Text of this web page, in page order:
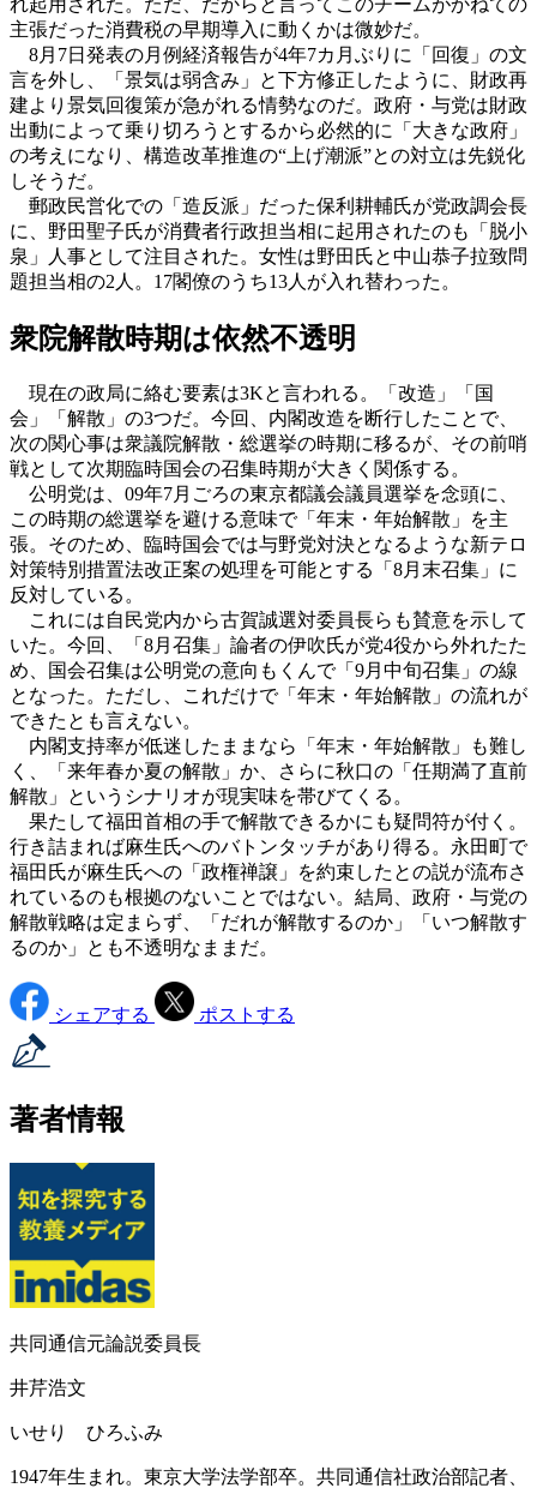
主張だった消費税の早期導入に動くかは微妙だ。
8月7日発表の月例経済報告が4年7カ月ぶりに「回復」の文
言を外し、「景気は弱含み」と下方修正したように、財政再
建より景気回復策が急がれる情勢なのだ。政府・与党は財政
出動によって乗り切ろうとするから必然的に「大きな政府」
の考えになり、構造改革推進の“上げ潮派”との対立は先鋭化
しそうだ。
郵政民営化での「造反派」だった保利耕輔氏が党政調会長
に、野田聖子氏が消費者行政担当相に起用されたのも「脱小
泉」人事として注目された。女性は野田氏と中山恭子拉致問
題担当相の2人。17閣僚のうち13人が入れ替わった。
衆院解散時期は依然不透明
現在の政局に絡む要素は3Kと言われる。「改造」「国
会」「解散」の3つだ。今回、内閣改造を断行したことで、
次の関心事は衆議院解散・総選挙の時期に移るが、その前哨
戦として次期臨時国会の召集時期が大きく関係する。
公明党は、09年7月ごろの東京都議会議員選挙を念頭に、
この時期の総選挙を避ける意味で「年末・年始解散」を主
張。そのため、臨時国会では与野党対決となるような新テロ
対策特別措置法改正案の処理を可能とする「8月末召集」に
反対している。
これには自民党内から古賀誠選対委員長らも賛意を示して
いた。今回、「8月召集」論者の伊吹氏が党4役から外れたた
め、国会召集は公明党の意向もくんで「9月中旬召集」の線
となった。ただし、これだけで「年末・年始解散」の流れが
できたとも言えない。
内閣支持率が低迷したままなら「年末・年始解散」も難し
く、「来年春か夏の解散」か、さらに秋口の「任期満了直前
解散」というシナリオが現実味を帯びてくる。
果たして福田首相の手で解散できるかにも疑問符が付く。
行き詰まれば麻生氏へのバトンタッチがあり得る。永田町で
福田氏が麻生氏への「政権禅譲」を約束したとの説が流布さ
れているのも根拠のないことではない。結局、政府・与党の
解散戦略は定まらず、「だれが解散するのか」「いつ解散す
るのか」とも不透明なままだ。
シェアする ポストする
著者情報
共同通信元論説委員長
井芹浩文
いせり ひろふみ
1947年生まれ。東京大学法学部卒。共同通信社政治部記者、